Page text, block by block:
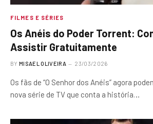
FILMES E SÉRIES
Os Anéis do Poder Torrent:
Assistir Gratuitamente
BY MISAEL OLIVEIRA 23/03/2026
Os fãs de “O Senhor dos Anéis” agora
nova série de TV que conta a história…